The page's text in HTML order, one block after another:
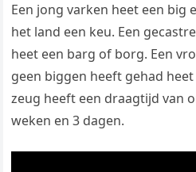
Een jong varken heet een big
het land een keu. Een
heet een barg of borg. Een
geen biggen heeft gehad
zeug heeft een draagtijd van
weken en 3 dagen.